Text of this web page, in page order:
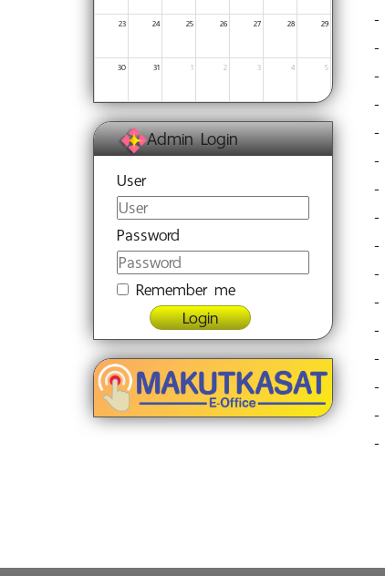
23 24 25 26 27 28 29
30 31 1 2 3 4 5
Admin Login
User
Password
Remember me
Login
-
-
-
-
-
-
-
-
-
-
-
-
-
-
-
-